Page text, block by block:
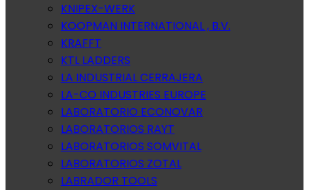
KNIPEX-WERK
KOOPMAN INTERNATIONAL , B.V.
KRAFFT
KTL LADDERS
LA INDUSTRIAL CERRAJERA
LA-CO INDUSTRIES EUROPE
LABORATORIO ECONOVAR
LABORATORIOS RAYT
LABORATORIOS SOMVITAL
LABORATORIOS ZOTAL
LABRADOR TOOLS